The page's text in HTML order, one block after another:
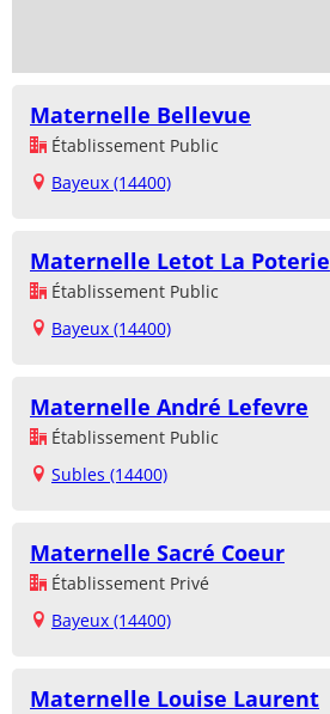
Maternelle Bellevue
Établissement Public
Bayeux (14400)
Maternelle Letot La Poterie
Établissement Public
Bayeux (14400)
Maternelle André Lefevre
Établissement Public
Subles (14400)
Maternelle Sacré Coeur
Établissement Privé
Bayeux (14400)
Maternelle Louise Laurent